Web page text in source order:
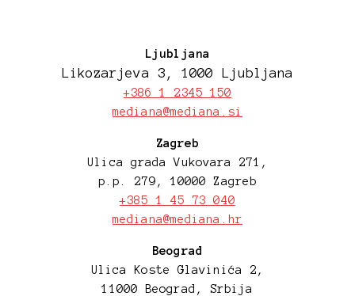
Ljubljana
Likozarjeva 3, 1000 Ljubljana
+386 1 2345 150
mediana@mediana.si
Zagreb
Ulica grada Vukovara 271,
p.p. 279, 10000 Zagreb
+385 1 45 73 040
mediana@mediana.hr
Beograd
Ulica Koste Glavinića 2,
11000 Beograd, Srbija